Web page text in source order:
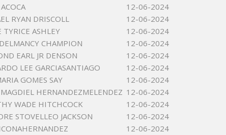
12-06-2024
RYAN DRISCOLL
12-06-2024
TYRICE ASHLEY
12-06-2024
CHAMPION
12-06-2024
EARL JR DENSON
12-06-2024
LEE GARCIASANTIAGO
12-06-2024
GOMES SAY
12-06-2024
MAGDIEL HERNANDEZMELENDEZ 12-06-2024
WADE HITCHCOCK
12-06-2024
STOVELLEO JACKSON
12-06-2024
12-06-2024